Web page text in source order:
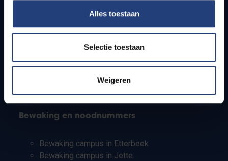
Alles toestaan
Selectie toestaan
Weigeren
Studenten
PhD-studenten
Leerkrachten en secundaire scholen
Bewaking en noodnummers
Bewaking campus in Etterbeek
Bewaking campus in Jette